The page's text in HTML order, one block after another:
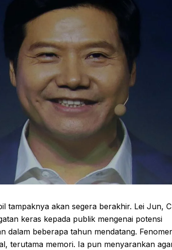
tampaknya akan segera berakhir. Lei Jun,
keras kepada publik mengenai potensi
dalam beberapa tahun mendatang.
terutama memori. Ia pun menyarankan